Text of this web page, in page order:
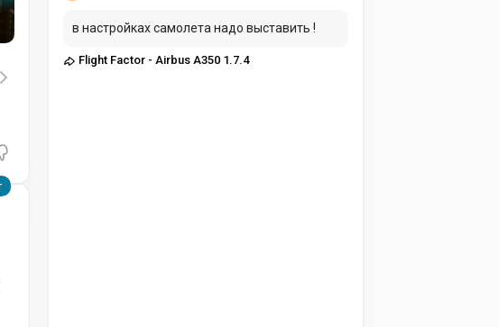
в настройках самолета надо выставить !
Flight Factor - Airbus A350 1.7.4